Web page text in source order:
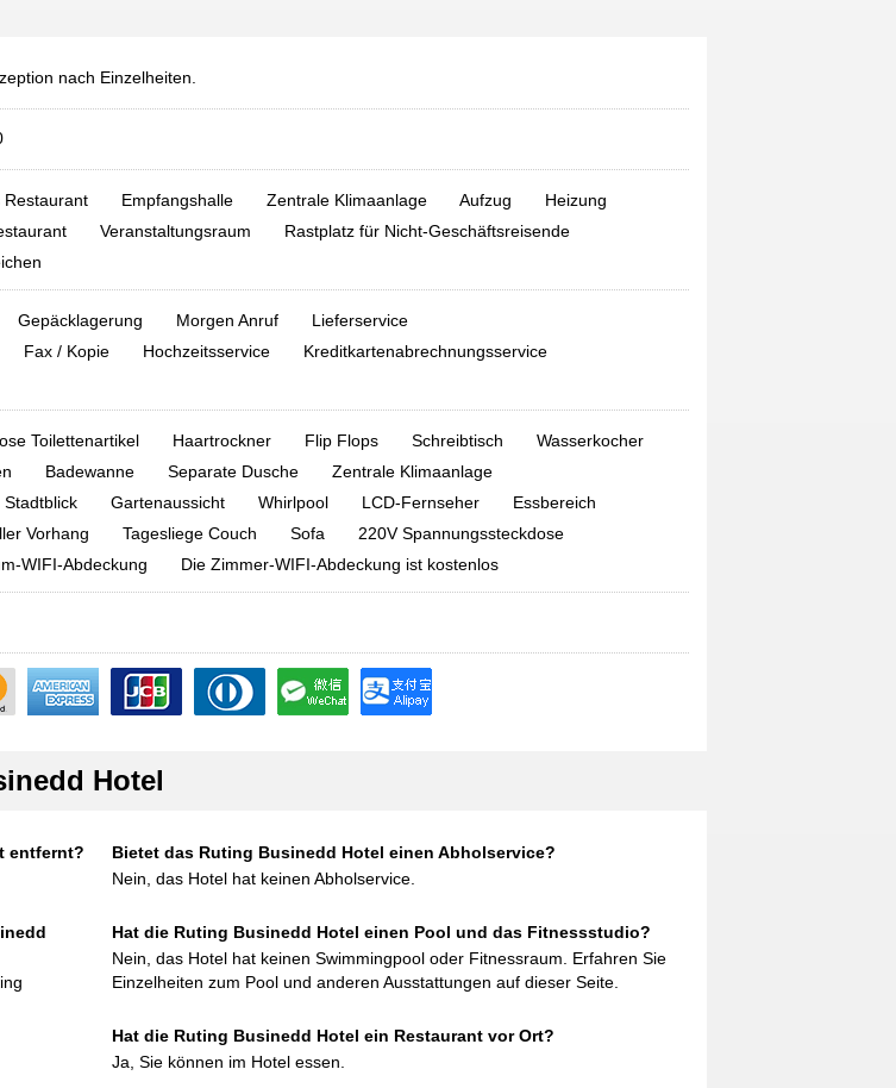
nach Einzelheiten.
Restaurant Empfangshalle Zentrale Klimaanlage Aufzug
Heizung
Veranstaltungsraum
Rastplatz für Nicht-Geschäftsreisende
Gepäcklagerung Morgen Anruf
Lieferservice
Fax / Kopie Hochzeitsservice
Kreditkartenabrechnungsservice
Toilettenartikel Haartrockner Flip Flops Schreibtisch
Wasserkocher
Badewanne Separate Dusche
Zentrale Klimaanlage
Stadtblick Gartenaussicht Whirlpool LCD-Fernseher
Essbereich
Vorhang Tagesliege Couch Sofa
220V Spannungssteckdose
WIFI-Abdeckung Die Zimmer-WIFI-Abdeckung ist kostenlos
Hotel
entfernt?
Bietet das Ruting Businedd Hotel einen Abholservice?
Nein, das Hotel hat keinen Abholservice.
Hat die Ruting Businedd Hotel einen Pool und das Fitnessstudio?
Nein, das Hotel hat keinen Swimmingpool oder Fitnessraum. Erfahren Sie
Einzelheiten zum Pool und anderen Ausstattungen auf dieser Seite.
Hat die Ruting Businedd Hotel ein Restaurant vor Ort?
Ja, Sie können im Hotel essen.